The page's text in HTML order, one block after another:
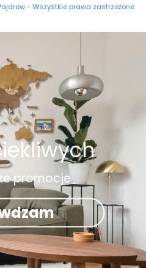
- Wszystkie prawa zastrzeżone
promocje